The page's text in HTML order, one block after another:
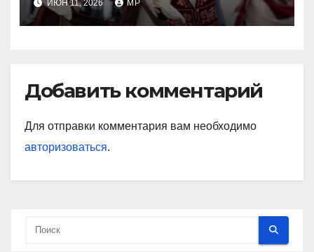
ИЮН 11, 2026 MP
Добавить комментарий
Для отправки комментария вам необходимо
авторизоваться.